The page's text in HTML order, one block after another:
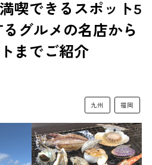
喫できるスポット5
グルメの名店から
までご紹介
九州 福岡